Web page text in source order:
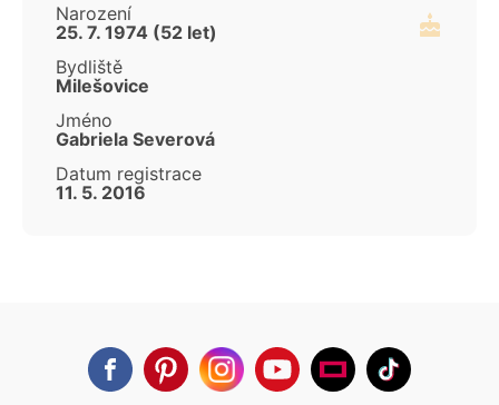
Narození
25. 7. 1974 (52 let)
Bydliště
Milešovice
Jméno
Gabriela Severová
Datum registrace
11. 5. 2016